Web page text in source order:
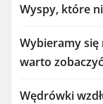
Wyspy, które
Wybieramy się
warto
Wędrówki